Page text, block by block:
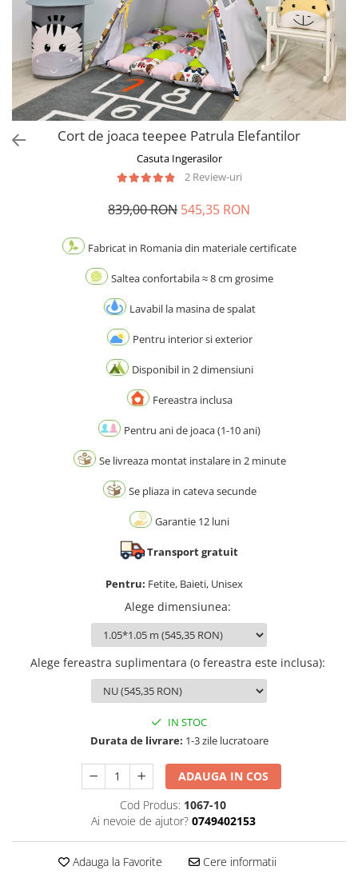
Cort de joaca teepee Patrula Elefantilor
Casuta Ingerasilor
2 Review-uri
839,00 RON 545,35 RON
Fabricat in Romania din materiale certificate
Saltea confortabila ≈ 8 cm grosime
Lavabil la masina de spalat
Pentru interior si exterior
Disponibil in 2 dimensiuni
Fereastra inclusa
Pentru ani de joaca (1-10 ani)
Se livreaza montat instalare in 2 minute
Se pliaza in cateva secunde
Garantie 12 luni
Transport gratuit
Pentru: Fetite, Baieti, Unisex
Alege dimensiunea:
Alege fereastra suplimentara (o fereastra este inclusa):
IN STOC
Durata de livrare: 1-3 zile lucratoare
ADAUGA IN COS
Cod Produs: 1067-10
Ai nevoie de ajutor? 0749402153
Adauga la Favorite Cere informatii